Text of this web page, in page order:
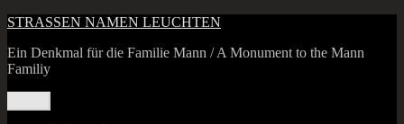
Zum
springen
STRASSEN NAMEN LEUCHTEN
Ein Denkmal für die Familie Mann / A Monument to the Mann
Familiy